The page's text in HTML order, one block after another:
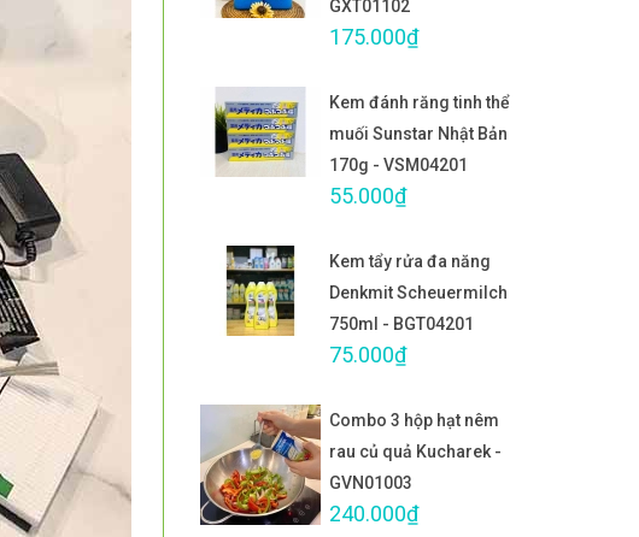
GXT01102
175.000₫
Kem đánh răng tinh thể
muối Sunstar Nhật Bản
170g - VSM04201
55.000₫
Kem tẩy rửa đa năng
Denkmit Scheuermilch
750ml - BGT04201
75.000₫
Combo 3 hộp hạt nêm
rau củ quả Kucharek -
GVN01003
240.000₫